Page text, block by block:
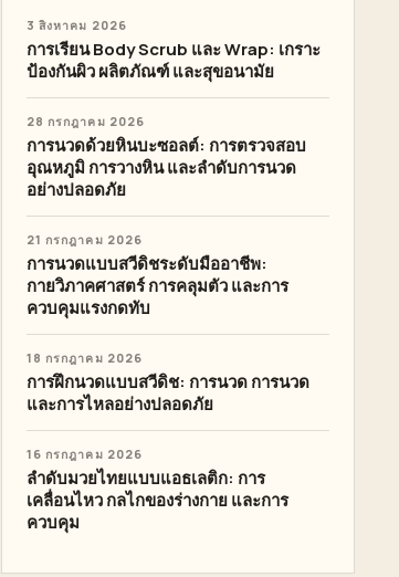
3 สิงหาคม 2026
การเรียน Body Scrub และ Wrap: เกราะ
ป้องกันผิว ผลิตภัณฑ์ และสุขอนามัย
28 กรกฎาคม 2026
การนวดด้วยหินบะซอลต์: การตรวจสอบ
อุณหภูมิ การวางหิน และลำดับการนวด
อย่างปลอดภัย
21 กรกฎาคม 2026
การนวดแบบสวีดิชระดับมืออาชีพ:
กายวิภาคศาสตร์ การคลุมตัว และการ
ควบคุมแรงกดทับ
18 กรกฎาคม 2026
การฝึกนวดแบบสวีดิช: การนวด การนวด
และการไหลอย่างปลอดภัย
16 กรกฎาคม 2026
ลำดับมวยไทยแบบแอธเลติก: การ
เคลื่อนไหว กลไกของร่างกาย และการ
ควบคุม